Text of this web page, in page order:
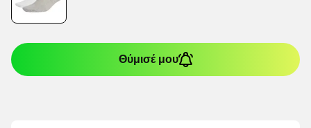
Θύμισέ μου